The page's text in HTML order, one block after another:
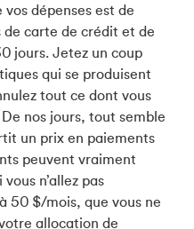
dépenses est de
de carte de crédit et de
jours. Jetez un coup
qui se produisent
tout ce dont vous
nos jours, tout semble
un prix en paiements
peuvent vraiment
n’allez pas
50 $/mois, que vous ne
allocation de